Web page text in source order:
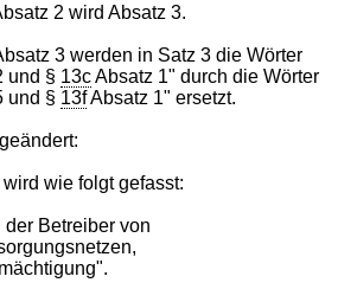
2 wird Absatz 3.
3 werden in Satz 3 die Wörter
und § 13cAbsatz 1" durch die Wörter
und § 13fAbsatz 1" ersetzt.
wie folgt gefasst:
der Betreiber von